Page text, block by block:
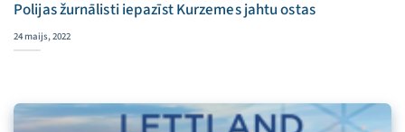
Polijas žurnālisti iepazīst Kurzemes jahtu ostas
24 maijs, 2022